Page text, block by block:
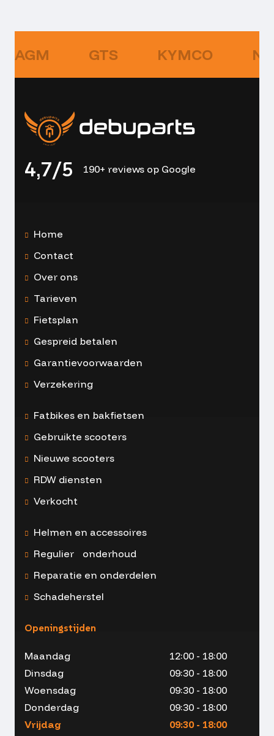
AGM GTS KYMCO
4,7/5 190+ reviews op Google
Home
Contact
Over ons
Tarieven
Fietsplan
Gespreid betalen
Garantievoorwaarden
Verzekering
Fatbikes en bakfietsen
Gebruikte scooters
Nieuwe scooters
RDW diensten
Verkocht
Helmen en accessoires
Regulier onderhoud
Reparatie en onderdelen
Schadeherstel
Openingstijden
Maandag
12:00 - 18:00
Dinsdag
09:30 - 18:00
Woensdag
09:30 - 18:00
Donderdag
09:30 - 18:00
Vrijdag
09:30 - 18:00